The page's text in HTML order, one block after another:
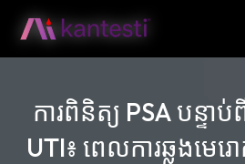
ការពិនិត្យ PSA បន្ទាប់
UTI៖ ពេលការឆ្លងមេរ